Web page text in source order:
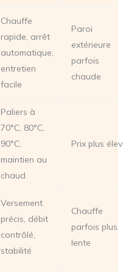
Chauffe
rapide, arrêt
automatique,
entretien
facile
Paroi
extérieure
parfois
chaude
Paliers à
70°C, 80°C,
90°C,
maintien au
chaud
Prix plus
Versement
précis, débit
contrôlé,
stabilité
Chauffe
parfois plus
lente